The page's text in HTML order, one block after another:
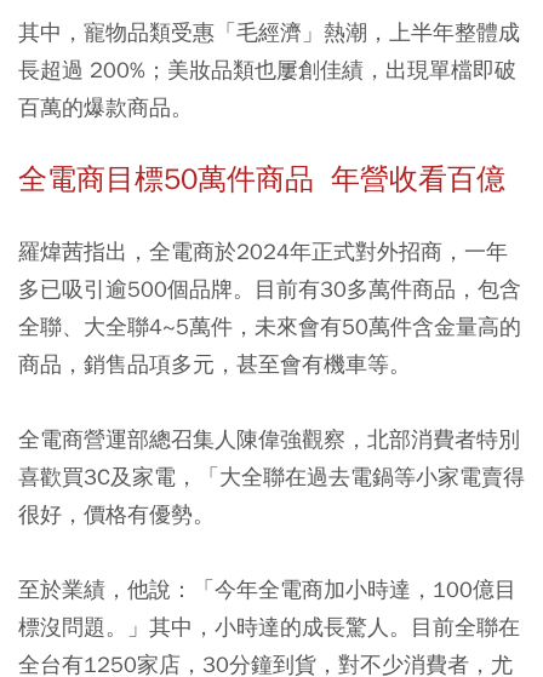
其中，寵物品類受惠「毛經濟」熱潮，上半年整體成
長超過 200%；美妝品類也屢創佳績，出現單檔即破
百萬的爆款商品。
全電商目標50萬件商品 年營收看百億
羅煒茜指出，全電商於2024年正式對外招商，一年
多已吸引逾500個品牌。目前有30多萬件商品，包含
全聯、大全聯4~5萬件，未來會有50萬件含金量高的
商品，銷售品項多元，甚至會有機車等。
全電商營運部總召集人陳偉強觀察，北部消費者特別
喜歡買3C及家電，「大全聯在過去電鍋等小家電賣得
很好，價格有優勢。
至於業績，他說：「今年全電商加小時達，100億目
標沒問題。」其中，小時達的成長驚人。目前全聯在
全台有1250家店，30分鐘到貨，對不少消費者，尤